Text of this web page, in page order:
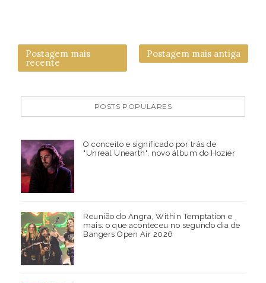
Postagem mais
recente
Postagem mais antiga
POSTS POPULARES
O conceito e significado por trás de
"Unreal Unearth", novo álbum do Hozier
Reunião do Angra, Within Temptation e
mais: o que aconteceu no segundo dia de
Bangers Open Air 2026